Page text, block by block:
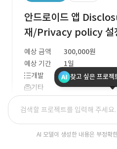
안드로이드 앱
재/Privacy policy 설
예상 금액
300,000원
예상 기간
1일
개발
기타
이 프로젝트는 안드로이드
및 사용자 데이터 공개 요
을 두고 있습니다. 핵심 기
찾고 싶은 프로젝
AI 모델이 생성한 내용은 부정확